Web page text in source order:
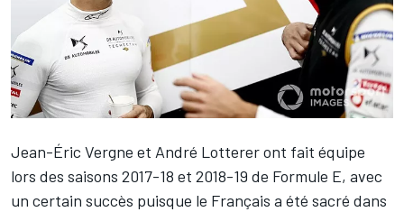
Jean-Éric Vergne et André Lottereront fait équipe
lors des saisons 2017-18 et 2018-19 de Formule E, avec
un certain succès puisque le Français a été sacré dans